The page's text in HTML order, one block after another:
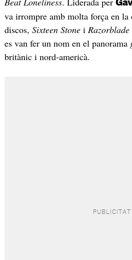
va irrompre amb molta força en la
discos, Sixteen Stonei Razorblade
es van fer un nom en el panorama
britànic i nord-americà.